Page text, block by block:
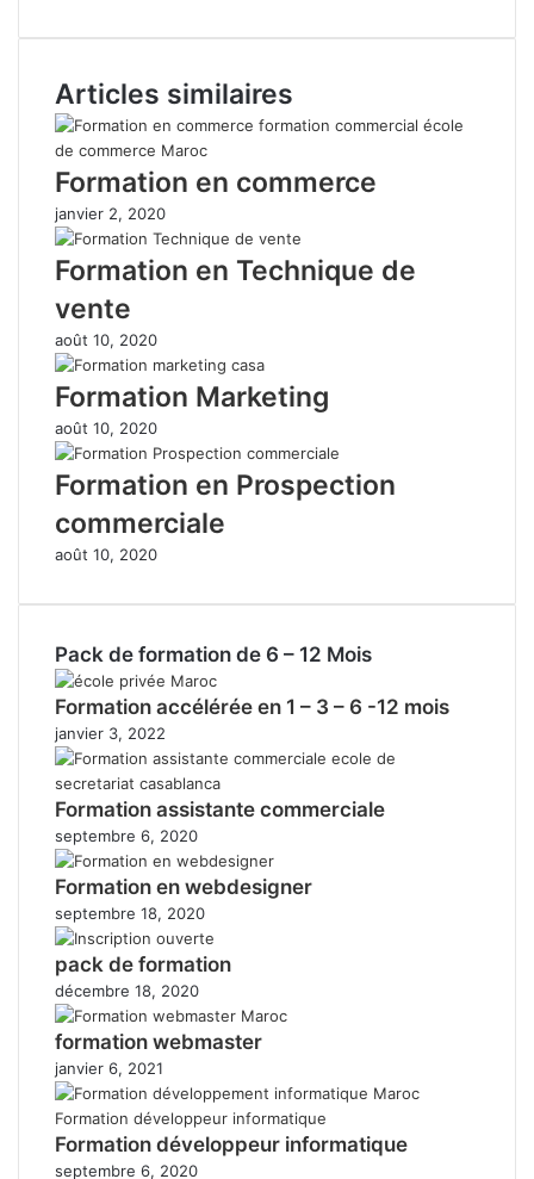
Articles similaires
Formation en commerce
janvier 2, 2020
Formation en Technique de
vente
août 10, 2020
Formation Marketing
août 10, 2020
Formation en Prospection
commerciale
août 10, 2020
Pack de formation de 6 – 12 Mois
Formation accélérée en 1 – 3 – 6 -12 mois
janvier 3, 2022
Formation assistante commerciale
septembre 6, 2020
Formation en webdesigner
septembre 18, 2020
pack de formation
décembre 18, 2020
formation webmaster
janvier 6, 2021
Formation développeur informatique
septembre 6, 2020